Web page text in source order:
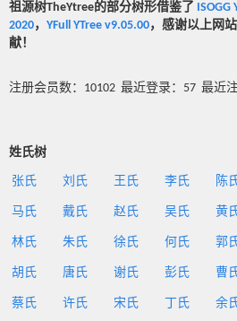
祖源树TheYtree的部分树形借鉴了 ISOGG
2020， YFull YTree v9.05.00，感谢以上网
献！
注册会员数：10102 最近登录：57 最近
姓氏树
张氏 刘氏 王氏 李氏 陈
马氏 戴氏 赵氏 吴氏 黄
林氏 朱氏 徐氏 何氏 郭
胡氏 唐氏 谢氏 彭氏 曹
蔡氏 许氏 宋氏 丁氏 余